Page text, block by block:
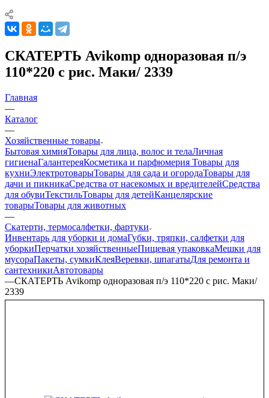
СКАТЕРТЬ Avikomp одноразовая п/э
110*220 с рис. Маки/ 2339
Главная
—
Каталог
—
Хозяйственные товары
Бытовая химияТовары для лица, волос и телаЛичная
гигиенаГалантереяКосметика и парфюмерия Товары для
кухниЭлектротоварыТовары для сада и огородаТовары для
дачи и пикникаСредства от насекомых и вредителейСредства
для обувиТекстильТовары для детейКанцелярские
товарыТовары для животных
—
Скатерти, термосалфетки, фартуки
Инвентарь для уборки и домаГубки, тряпки, салфетки для
уборкиПерчатки хозяйственныеПищевая упаковкаМешки для
мусораПакеты, сумкиКлеяВеревки, шпагатыДля ремонта и
сантехникиАвтотовары
—СКАТЕРТЬ Avikomp одноразовая п/э 110*220 с рис. Маки/
2339